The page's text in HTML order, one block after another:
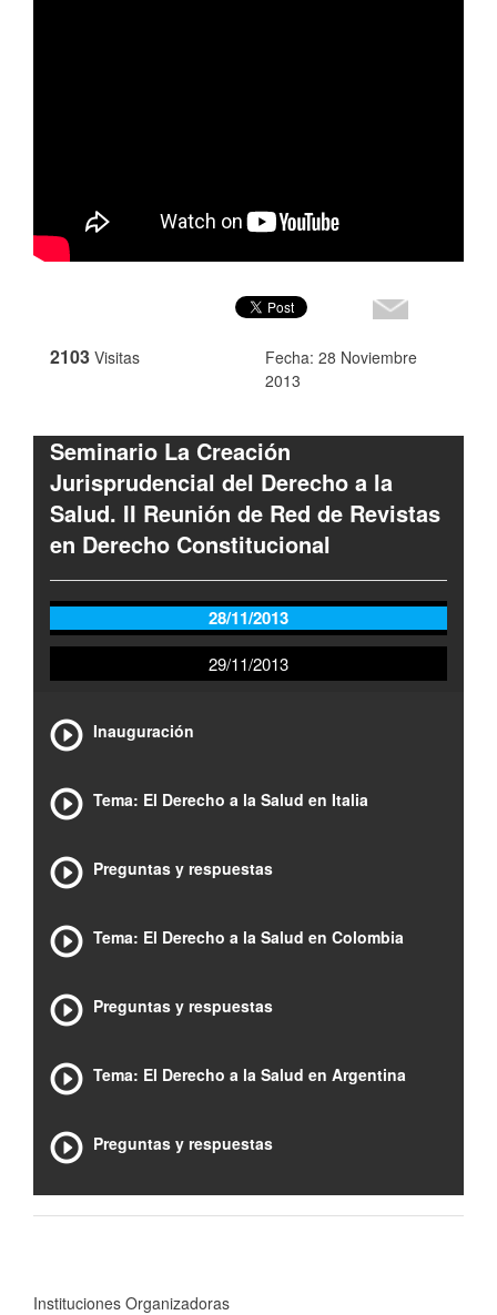
2103 Visitas
Fecha: 28 Noviembre
2013
Seminario La Creación
Jurisprudencial del Derecho a la
Salud. II Reunión de Red de Revistas
en Derecho Constitucional
28/11/2013
29/11/2013
Inauguración
Tema: El Derecho a la Salud en Italia
Preguntas y respuestas
Tema: El Derecho a la Salud en Colombia
Preguntas y respuestas
Tema: El Derecho a la Salud en Argentina
Preguntas y respuestas
Instituciones Organizadoras